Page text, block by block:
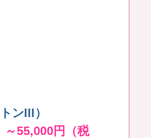
ンIII）
55,000円（税